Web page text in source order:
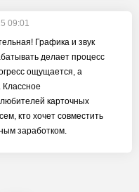
09:01
Графика и звук
делает процесс
ощущается, а
Классное
карточных
кто хочет совместить
заработком.